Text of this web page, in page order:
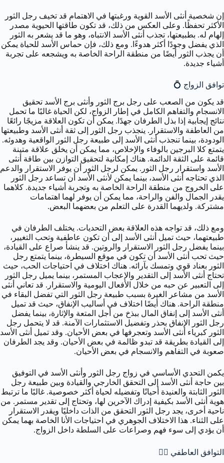
إن شخصية أنثى الأسد القوية ورغبتها في الاهتمام قد تخيف رجل الثور
الأكثر تحفظًا. وعلى العكس من ذلك، قد تكون طاقتها الحيوية مصدر
إلهام له. بطبيعتها، تجذب أنثى الأسد الانتباه، وهو ما قد يشعر به الثور
الذي يفضل وجودًا أكثر هدوءًا. ومع ذلك، فإن حماس الأسد للحياة يمكن
أن يجذب الثور أيضًا من منطقة الراحة الخاصة به ويشجعه على تجربة
أشياء جديدة.
توافق الزواج 💍
قد يكون من الصعب على رجل برج الثور وأنثى برج الأسد تحقيق
الانسجام والتفاهم الكامل في إطار الزواج، لكن الحياة غالبًا ما تحمل
نتائج إيجابية إذا بذل الطرفان جهدًا. يمكن أن تكون العلاقة مزيجًا رائعًا
من العاطفة والاستقرار. ينجذب رجل الثور إلى ثقة أنثى الأسد وطبيعتها
الودودة، بينما تنجذب أنثى الأسد إلى طبيعة رجل الثور الواقعية وهدوئه.
يتمتع كلا البرجين بالوفاء والإخلاص، مما يمكن أن يخلق علاقة متينة
قائمة على الثقة الدائمة. هناك إمكانية لتحقيق التوازن بين طاقة أنثى
الأسد واستقرار رجل الثور. يمكن لرجل الثور أن يوفر الاستقرار والدعم
الذي تحتاجه أنثى الأسد، بينما يمكن لأنثى الأسد أن تساعد رجل الثور
على الخروج من منطقة الراحة الخاصة به وتجربة أشياء جديدة. كلاهما
يقدر الجمال والفن والراحة، مما يمكن أن يوفر لهما اهتمامات
مشتركة. ولديهما القدرة على التعلم من بعضهما البعض.
ومع ذلك، قد تواجه هذه العلاقة بعض التحديات. يختلف الطرفان في
طبيعتهما، حيث تميل أنثى الأسد إلى أن تكون عاطفية وتحب التغيير،
بينما يفضل رجل الثور الاستقرار والروتين. قد ينشأ صراع على القيادة،
حيث تحب أنثى الأسد أن تكون في موقع السيطرة، بينما يتمتع رجل
الثور بعناد قوي وتمسك بآرائه. هناك اختلاف في احتياجات الحب، حيث
تحتاج أنثى الأسد إلى التقدير والإعجاب المستمر، بينما يميل رجل الثور
إلى التعبير عن حبه من خلال الأفعال اليومية والاستقرار. قد تعاني أنثى
الأسد من مشاعر الغيرة بسبب طبيعة رجل الثور التي تفضل البقاء في
منطقة الراحة. هناك أيضًا اختلاف في أساليب الإنفاق، حيث قد تميل
أنثى الأسد إلى إنفاق المال ببذخ من أجل المتعة والإثارة، بينما يفضل
رجل الثور الإنفاق بحذر وتفضيل الاستثمارات الآمنة. قد لا يتحمل رجل
الثور كبرياء أنثى الأسد وتعجرفها في بعض الأحيان. وقد تميل أنثى الأسد
إلى القيادة بطريقة قد تبدو ظالمة في بعض الأحيان. وقد يجد الطرفان
صعوبة في التفاهم والانسجام في بعض الأحيان.
يكمن التحدي الأساسي في زواج رجل الثور وأنثى الأسد في التوفيق
بين حاجة أنثى الأسد إلى التحقق الخارجي والقيادة وبين طبيعة رجل
الثور الثابتة والعنيدة أحيانًا وتفضيله لحياة أكثر خصوصية. غالبًا ما ترتبط
هوية أنثى الأسد بكيفية إدراك الآخرين لها، وتحتاج إلى تقدير مستمر. من
ناحية أخرى، يجد رجل الثور التحقق من الذات داخليًا ويقدر الاستقرار
على الثناء. هذا الاختلاف الجوهري في احتياجات الأنا الخاصة بهما يمكن
أن يؤدي إلى سوء فهم وصراعات على السلطة داخل الزواج.
التوافق العاطفي ❤️‍🔥